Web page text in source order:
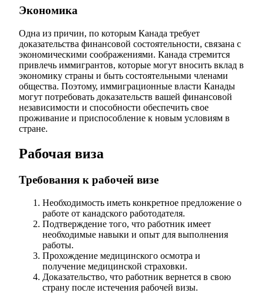
Экономика
Одна из причин, по которым Канада требует
доказательства финансовой состоятельности, связана с
экономическими соображениями. Канада стремится
привлечь иммигрантов, которые могут вносить вклад в
экономику страны и быть состоятельными членами
общества. Поэтому, иммиграционные власти Канады
могут потребовать доказательств вашей финансовой
независимости и способности обеспечить свое
проживание и приспособление к новым условиям в
стране.
Рабочая виза
Требования к рабочей визе
Необходимость иметь конкретное предложение о
работе от канадского работодателя.
Подтверждение того, что работник имеет
необходимые навыки и опыт для выполнения
работы.
Прохождение медицинского осмотра и
получение медицинской страховки.
Доказательство, что работник вернется в свою
страну после истечения рабочей визы.